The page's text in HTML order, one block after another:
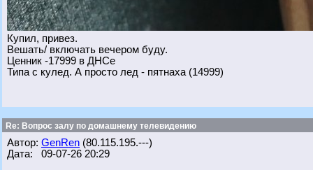
Купил, привез.
Вешать/ включать вечером буду.
Ценник -17999 в ДНСе
Типа с кулед. А просто лед - пятнаха (14999)
Re: Вопрос залу по домашнему телевидению
Автор: GenRen (80.115.195.---)
Дата: 09-07-26 20:29